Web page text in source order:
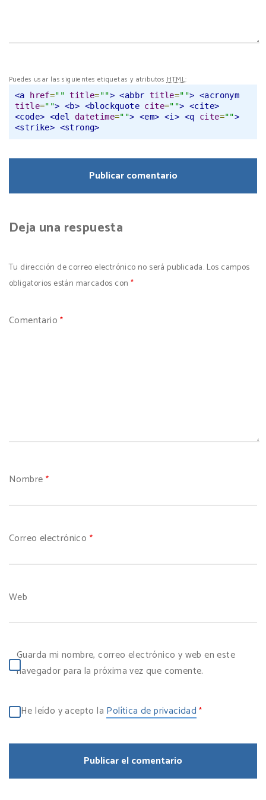
Puedes usar las siguientes etiquetas y atributosHTML:
<a href="" title=""> <abbr title=""> <acronym
title=""> <b> <blockquote cite=""> <cite>
<code> <del datetime=""> <em> <i> <q cite="">
<strike> <strong>
Deja una respuesta
Tu dirección de correo electrónico no será publicada. Los campos
obligatorios están marcados con *
Comentario*
Nombre *
Correo electrónico *
Web
Guarda mi nombre, correo electrónico y web en este
navegador para la próxima vez que comente.
He leído y acepto la Política de privacidad *